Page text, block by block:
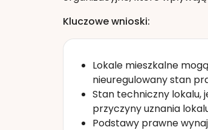
Kluczowe wnioski:
Lokale mieszkalne
nieuregulowany stan
Stan techniczny lokalu,
przyczyny uznania
Podstawy prawne